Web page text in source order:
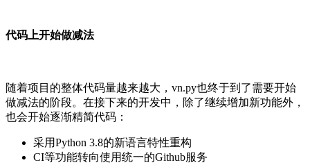
代码上开始做减法
随着项目的整体代码量越来越大，vn.py也终于到了需要开始
做减法的阶段。在接下来的开发中，除了继续增加新功能外，
也会开始逐渐精简代码：
采用Python 3.8的新语言特性重构
CI等功能转向使用统一的Github服务